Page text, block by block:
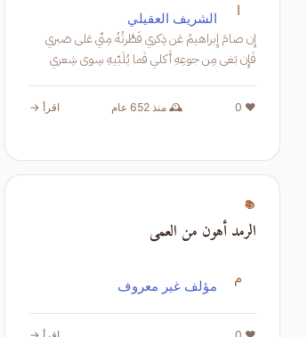
ا الشريف العقيلي
إِن صامَ إِبراهيمُ عَن ذِكري فَطَّرتُهُ مِنّي عَلى صَبري
فَإِن بَغى مِن جوعِهِ أَكلي فَما يُلَبّيهِ سِوى شِعري
❤️ 0 🕰️ منذ 652 عام اقرأ →
📚
الرمد أهون من العمى
م مؤلف غير معروف
❤️ 0 اقرأ →